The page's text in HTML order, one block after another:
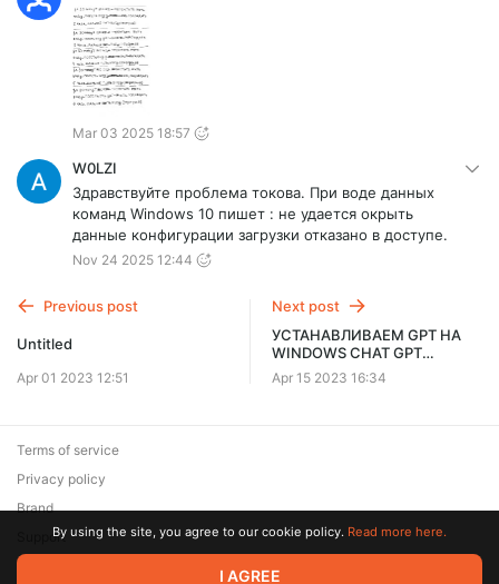
Mar 03 2025 18:57
W0LZI
Здравствуйте проблема токова. При воде данных
команд Windows 10 пишет : не удается окрыть
данные конфигурации загрузки отказано в доступе.
Nov 24 2025 12:44
Previous post
Untitled
Apr 01 2023 12:51
Next post
УСТАНАВЛИВАЕМ GPT НА
WINDOWS CHAT GPT
АНАЛОГ НА КОМПЬЮТЕРЕ
ЗАПУСКАЕМ НЕЙРОННЫЕ
Apr 15 2023 16:34
© 2026 Zaya Solutions Limited. All rights reserved. All trademarks
Terms of service
Privacy policy
Brand
SupportBy using the site, you agree to our cookie policy. Read more here.
I AGREE